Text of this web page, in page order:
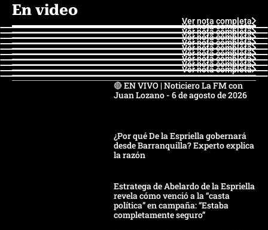
En video
Ver nota completa
Ver nota completa
Ver nota completa
Ver nota completa
Ver nota completa
Ver nota completa
Ver nota completa
Ver nota completa
Ver nota completa
Ver nota completa
🔴 EN VIVO | Noticiero La FM con
Juan Lozano - 6 de agosto de 2026
¿Por qué De la Espriella gobernará
desde Barranquilla? Experto explica
la razón
Estratega de Abelardo de la Espriella
revela cómo venció a la “casta
política” en campaña: “Estaba
completamente seguro”